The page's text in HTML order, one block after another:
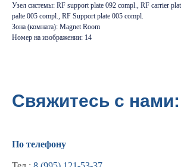
Узел системы: RF support plate 092 compl., RF carrier
palte 005 compl., RF Support plate 005 compl.
Зона (комната): Magnet Room
Номер на изображении: 14
Свяжитесь с нами:
По телефону
Информация